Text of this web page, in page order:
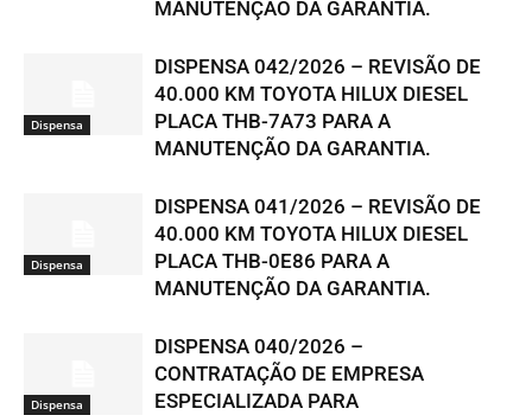
MANUTENÇÃO DA GARANTIA.
Dispensa
DISPENSA 042/2026 – REVISÃO DE
40.000 KM TOYOTA HILUX DIESEL
PLACA THB-7A73 PARA A
MANUTENÇÃO DA GARANTIA.
Dispensa
DISPENSA 041/2026 – REVISÃO DE
40.000 KM TOYOTA HILUX DIESEL
PLACA THB-0E86 PARA A
MANUTENÇÃO DA GARANTIA.
Dispensa
DISPENSA 040/2026 –
CONTRATAÇÃO DE EMPRESA
ESPECIALIZADA PARA